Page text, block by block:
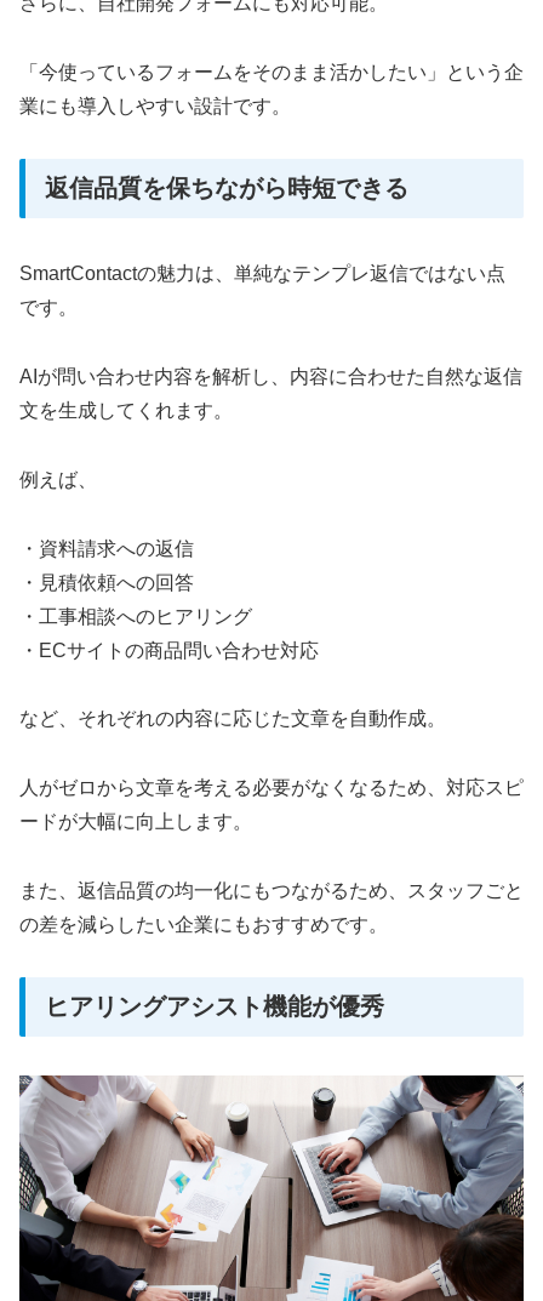
「今使っているフォームをそのまま活かしたい」という企
業にも導入しやすい設計です。
返信品質を保ちながら時短できる
SmartContactの魅力は、単純なテンプレ返信ではない点
です。
AIが問い合わせ内容を解析し、内容に合わせた自然な返信
文を生成してくれます。
例えば、
・資料請求への返信
・見積依頼への回答
・工事相談へのヒアリング
・ECサイトの商品問い合わせ対応
など、それぞれの内容に応じた文章を自動作成。
人がゼロから文章を考える必要がなくなるため、対応スピ
ードが大幅に向上します。
また、返信品質の均一化にもつながるため、スタッフごと
の差を減らしたい企業にもおすすめです。
ヒアリングアシスト機能が優秀